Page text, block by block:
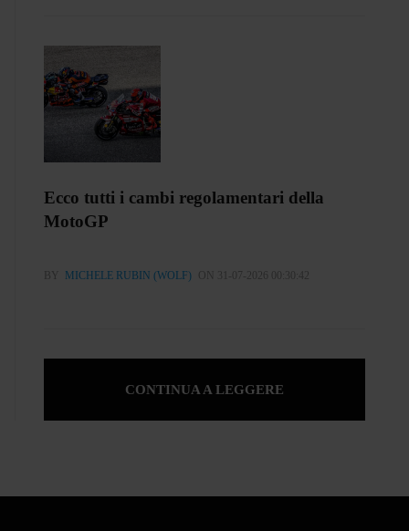
Ecco tutti i cambi regolamentari della
MotoGP
BY MICHELE RUBIN (WOLF) ON 31-07-2026 00:30:42
CONTINUA A LEGGERE